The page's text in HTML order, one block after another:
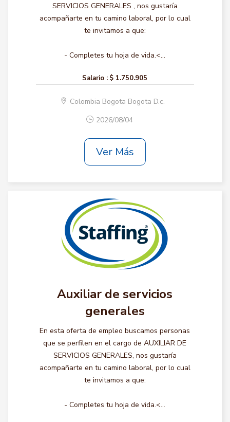
SERVICIOS GENERALES , nos gustaría
acompañarte en tu camino laboral, por lo cual
te invitamos a que:
- Completes tu hoja de vida.<...
Salario : $ 1.750.905
Colombia Bogota Bogota D.c.
2026/08/04
Ver Más
Auxiliar de servicios
generales
En esta oferta de empleo buscamos personas
que se perfilen en el cargo de AUXILIAR DE
SERVICIOS GENERALES, nos gustaría
acompañarte en tu camino laboral, por lo cual
te invitamos a que:
- Completes tu hoja de vida.<...